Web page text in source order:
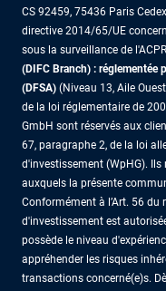
CS 92459, 75436 Paris
directive 2014/65/UE
sous la surveillance de
(DIFC Branch) : réglementée
(DFSA) (Niveau 13, Aile
de la loi réglementaire de
GmbH sont réservés aux
67, paragraphe 2, de la loi
d'investissement (WpHG).
auxquels la présente
Conformément à l’Art. 56 du
d'investissement est
possède le niveau
appréhender les risques
transactions concerné(e)s.